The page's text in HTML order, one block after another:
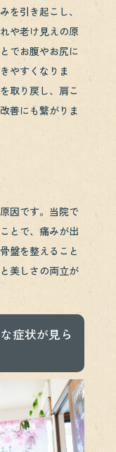
を引き起こし、
や老け見えの原
でお腹やお尻に
やすくなりま
取り戻し、肩こ
善にも繋がりま
因です。当院で
とで、痛みが出
盤を整えること
美しさの両立が
症状が見ら